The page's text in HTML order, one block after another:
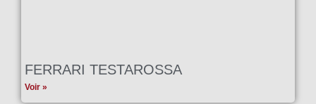
FERRARI TESTAROSSA
Voir »